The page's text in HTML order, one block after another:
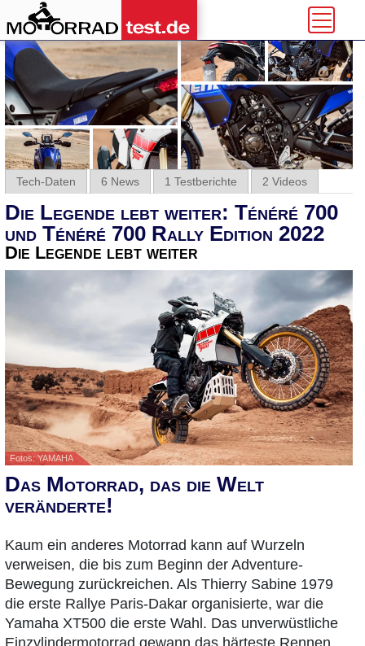
Tech-Daten 6 News 1 Testberichte 2 Videos
Die Legende lebt weiter: Ténéré 700
und Ténéré 700 Rally Edition 2022
Die Legende lebt weiter
Fotos: YAMAHA
Das Motorrad, das die Welt
veränderte!
Kaum ein anderes Motorrad kann auf Wurzeln
verweisen, die bis zum Beginn der Adventure-
Bewegung zurückreichen. Als Thierry Sabine 1979
die erste Rallye Paris-Dakar organisierte, war die
Yamaha XT500 die erste Wahl. Das unverwüstliche